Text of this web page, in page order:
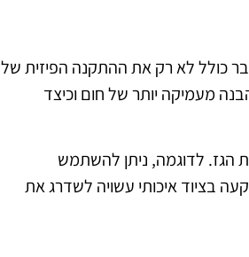
כולל לא רק את ההתקנה הפיזית של
מעמיקה יותר של חום וכיצד
הגז. לדוגמה, ניתן להשתמש
בציוד איכותי עשויה לשדרג את